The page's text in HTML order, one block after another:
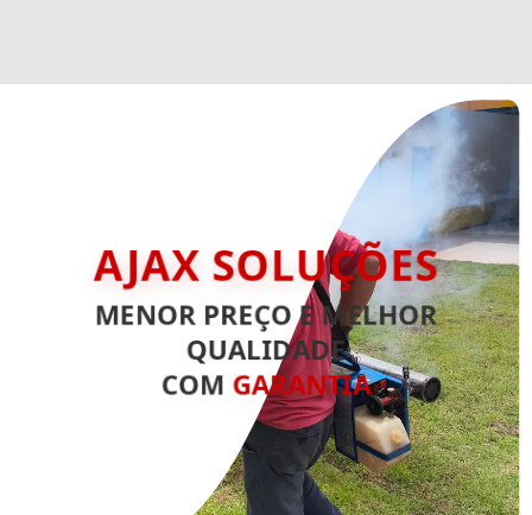
AJAX SOLUÇÕES
MENOR PREÇO E MELHOR
QUALIDADE
COM GARANTIA